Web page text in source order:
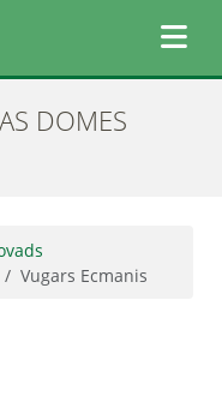
DOMES
Vugars Ecmanis